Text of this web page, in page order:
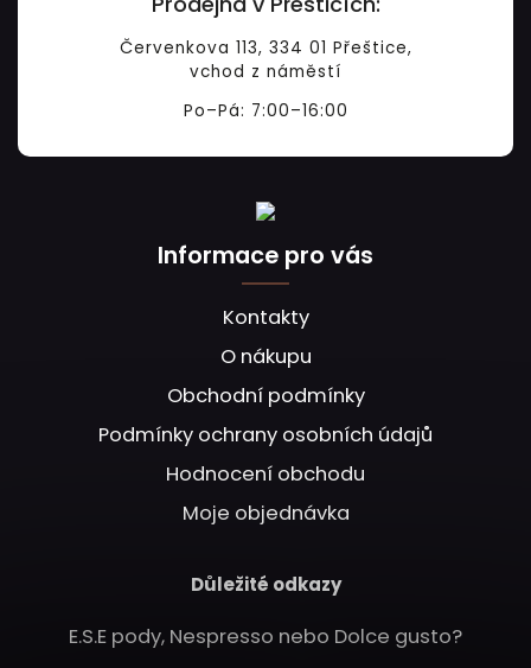
Červenkova 113, 334 01 Přeštice,
vchod z náměstí
Po–Pá: 7:00–16:00
Informace pro vás
Kontakty
O nákupu
Obchodní podmínky
Podmínky ochrany osobních údajů
Hodnocení obchodu
Moje objednávka
Důležité odkazy
E.S.E pody, Nespresso nebo Dolce gusto?